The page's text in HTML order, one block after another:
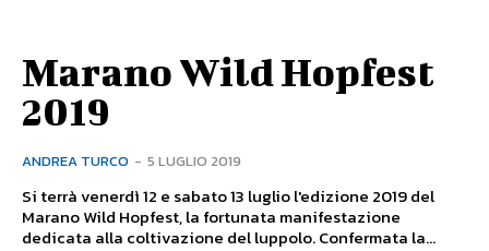
Marano Wild Hopfest
2019
ANDREA TURCO - 5 LUGLIO 2019
Si terrà venerdì 12 e sabato 13 luglio l'edizione 2019 del
Marano Wild Hopfest, la fortunata manifestazione
dedicata alla coltivazione del luppolo. Confermata la...